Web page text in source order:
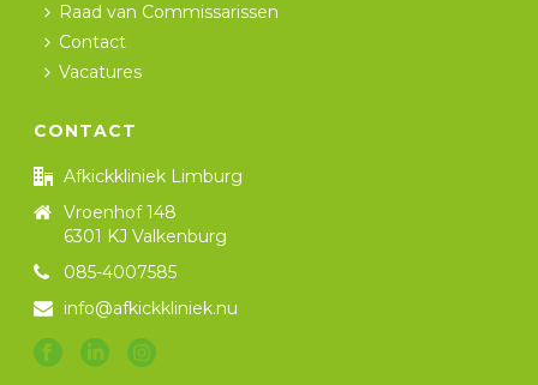
Raad van Commissarissen
Contact
Vacatures
CONTACT
Afkickkliniek Limburg
Vroenhof 148
6301 KJ Valkenburg
085-4007585
info@afkickkliniek.nu